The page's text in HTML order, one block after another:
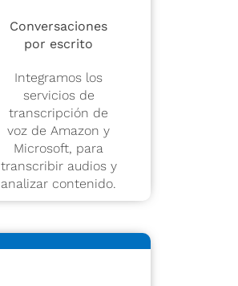
Conversaciones
por escrito
Integramos los
servicios de
transcripción de
voz de Amazon y
Microsoft, para
transcribir audios y
analizar contenido.